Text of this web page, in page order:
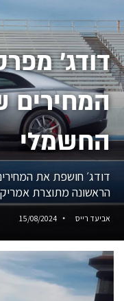
דודג'
המחירים
החשמלי
דודג׳ חושפת את
הראשונה מתוצרת
אביעד רייס 15/08/2024